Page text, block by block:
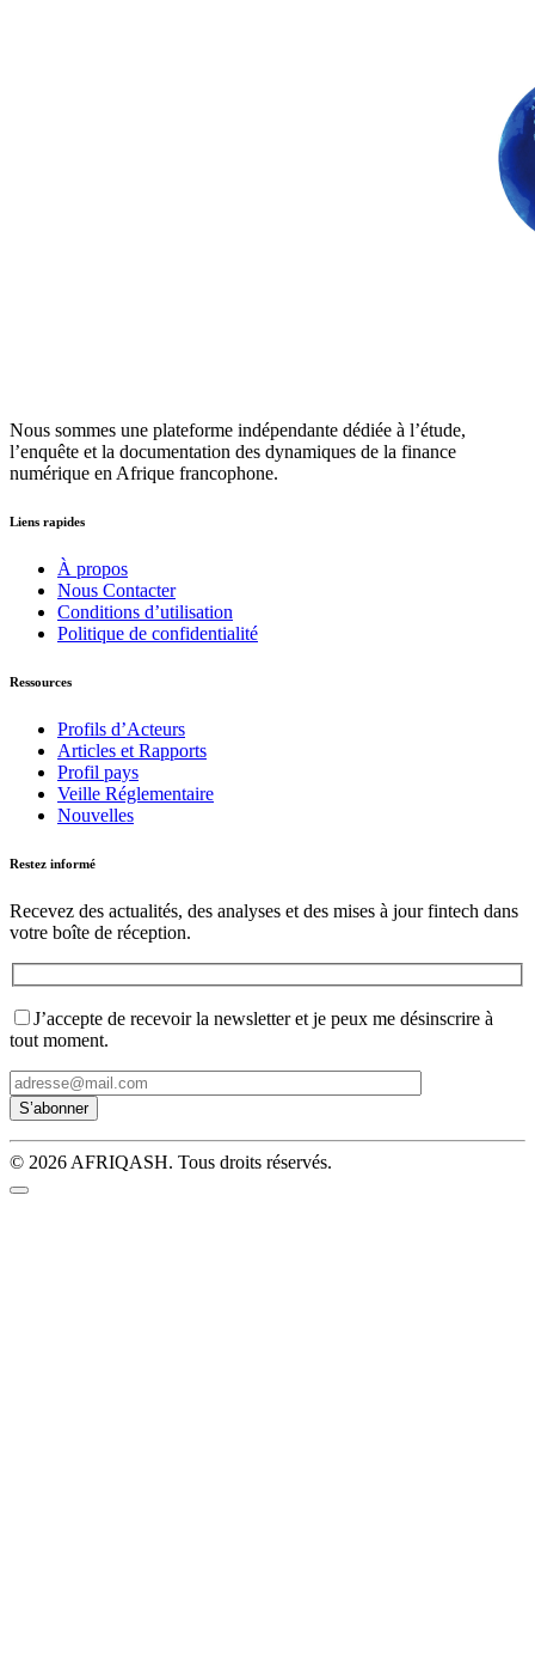
Nous sommes une plateforme indépendante dédiée à l’étude,
l’enquête et la documentation des dynamiques de la finance
numérique en Afrique francophone.
Liens rapides
À propos
Nous Contacter
Conditions d’utilisation
Politique de confidentialité
Ressources
Profils d’Acteurs
Articles et Rapports
Profil pays
Veille Réglementaire
Nouvelles
Restez informé
Recevez des actualités, des analyses et des mises à jour fintech dans
votre boîte de réception.
J’accepte de recevoir la newsletter et je peux me désinscrire à
tout moment.
© 2026 AFRIQASH. Tous droits réservés.